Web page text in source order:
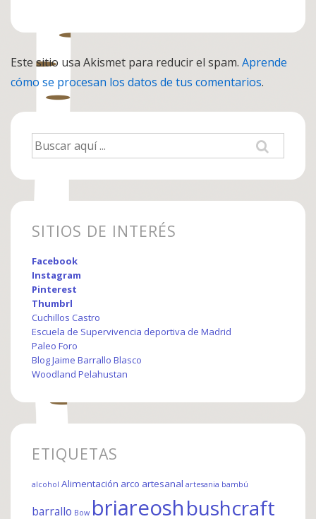
Este sitio usa Akismet para reducir el spam. Aprende
cómo se procesan los datos de tus comentarios.
Buscar
por:
SITIOS DE INTERÉS
Facebook
Instagram
Pinterest
Thumbrl
Cuchillos Castro
Escuela de Supervivencia deportiva de Madrid
Paleo Foro
Blog Jaime Barrallo Blasco
Woodland Pelahustan
ETIQUETAS
alcohol Alimentación arco artesanal artesania bambú
barrallo Bow briareoshbushcraft